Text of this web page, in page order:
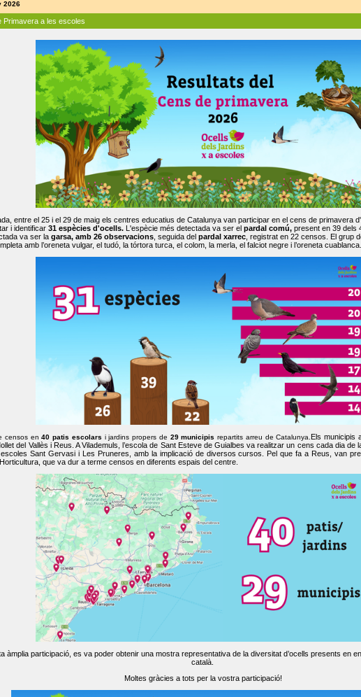
2026
Primavera a les escoles
entre el 25 i el 29 de maig els centres educatius de Catalunya van participar en el cens de primavera
i identificar 31 espècies d'ocells. L'espècie més detectada va ser el pardal comú, present en 39 dels
va ser la garsa, amb 26 observacions , seguida del pardal xarrec , registrat en 22 censos. El grup
amb l’oreneta vulgar, el tudó, la tórtora turca, el colom, la merla, el falciot negre i l’oreneta cuablanca.
censos en40 patis escolars i jardins propers de 29 municipis repartits arreu de Catalunya. Els municipis
del Vallès i Reus. A Vilademuls, l’escola de Sant Esteve de Guialbes va realitzar un cens cada dia de
Sant Gervasi i Les Pruneres, amb la implicació de diversos cursos. Pel que fa a Reus, van
que va dur a terme censos en diferents espais del centre.
àmplia participació, es va poder obtenir una mostra representativa de la diversitat d’ocells presents en
català.
Moltes gràcies a tots per la vostra participació!